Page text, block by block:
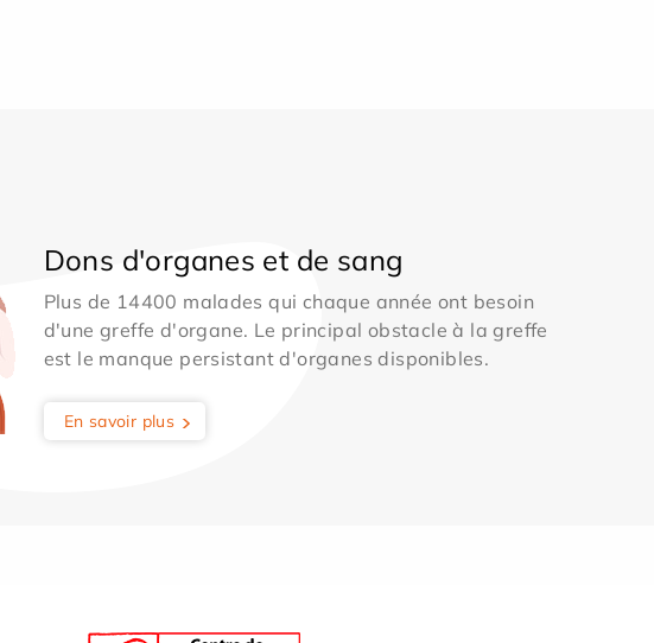
Dons d'organes et de sang
Plus de 14400 malades qui chaque année ont besoin
d'une greffe d'organe. Le principal obstacle à la greffe
est le manque persistant d'organes disponibles.
En savoir plus